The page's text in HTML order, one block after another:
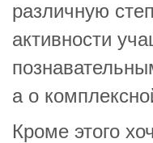
различную
активности
а о
Кроме этого